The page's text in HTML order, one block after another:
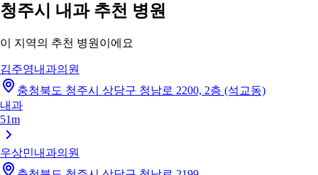
청주시 내과 추천 병원
이 지역의 추천 병원이에요
김주영내과의원
충청북도 청주시 상당구 청남로 2200, 2층 (석교동)
내과
51m
우상민내과의원